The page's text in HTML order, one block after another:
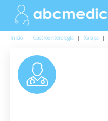
Inicio | Gastroenterología | Xalapa |